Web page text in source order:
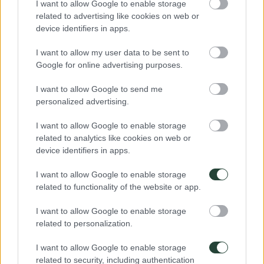
I want to allow Google to enable storage
related to advertising like cookies on web or
device identifiers in apps.
I want to allow my user data to be sent to
Google for online advertising purposes.
I want to allow Google to send me
personalized advertising.
I want to allow Google to enable storage
related to analytics like cookies on web or
device identifiers in apps.
I want to allow Google to enable storage
related to functionality of the website or app.
I want to allow Google to enable storage
related to personalization.
I want to allow Google to enable storage
related to security, including authentication
Carga solo lo que necesitas
El trek de Annapurna abarca de todo, desde las zonas
climáticas tropicales hasta las alpinas. Algunos días irás de
excursión con pantalones cortos y camisetas, otros días
variedad de zonas climáticas que atraviesas es
impresionante, y ofrece algunas vistas épicas.